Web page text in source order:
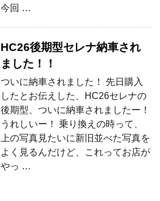
今回 …
HC26後期型セレナ納車され
ました！！
ついに納車されました！ 先日購入
したとお伝えした、HC26セレナの
後期型、ついに納車されましたー！
うれしいー！ 乗り換えの時って、
上の写真見たいに新旧並べた写真を
よく見るんだけど、これってお店が
やっ …